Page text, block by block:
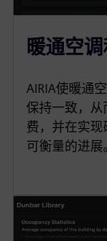
暖通空
AIRIA使暖通
保持一致，
费，并在实
可衡量的进展